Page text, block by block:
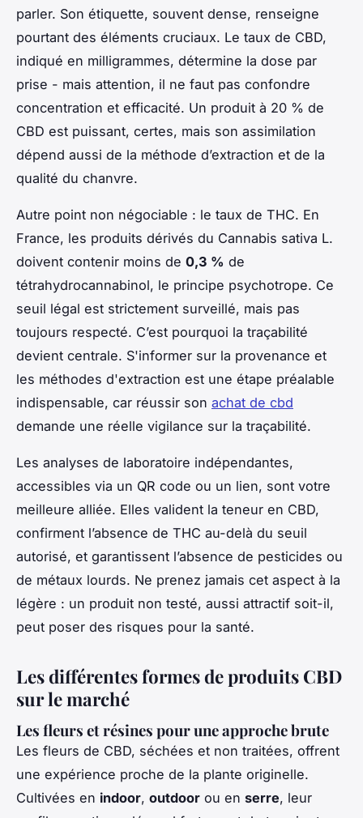
parler. Son étiquette, souvent dense, renseigne
pourtant des éléments cruciaux. Le taux de CBD,
indiqué en milligrammes, détermine la dose par
prise - mais attention, il ne faut pas confondre
concentration et efficacité. Un produit à 20 % de
CBD est puissant, certes, mais son assimilation
dépend aussi de la méthode d’extraction et de la
qualité du chanvre.
Autre point non négociable : le taux de THC. En
France, les produits dérivés du Cannabis sativa L.
doivent contenir moins de 0,3 % de
tétrahydrocannabinol, le principe psychotrope. Ce
seuil légal est strictement surveillé, mais pas
toujours respecté. C’est pourquoi la traçabilité
devient centrale. S'informer sur la provenance et
les méthodes d'extraction est une étape préalable
indispensable, car réussir son achat de cbd
demande une réelle vigilance sur la traçabilité.
Les analyses de laboratoire indépendantes,
accessibles via un QR code ou un lien, sont votre
meilleure alliée. Elles valident la teneur en CBD,
confirment l’absence de THC au-delà du seuil
autorisé, et garantissent l’absence de pesticides ou
de métaux lourds. Ne prenez jamais cet aspect à la
légère : un produit non testé, aussi attractif soit-il,
peut poser des risques pour la santé.
Les différentes formes de produits CBD
sur le marché
Les fleurs et résines pour une approche brute
Les fleurs de CBD, séchées et non traitées, offrent
une expérience proche de la plante originelle.
Cultivées en indoor, outdoor ou en serre, leur